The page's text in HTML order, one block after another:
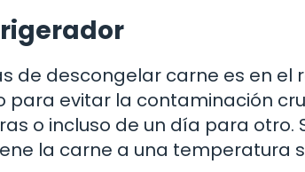
de descongelar carne es en el
para evitar la contaminación
o incluso de un día para otro.
la carne a una temperatura